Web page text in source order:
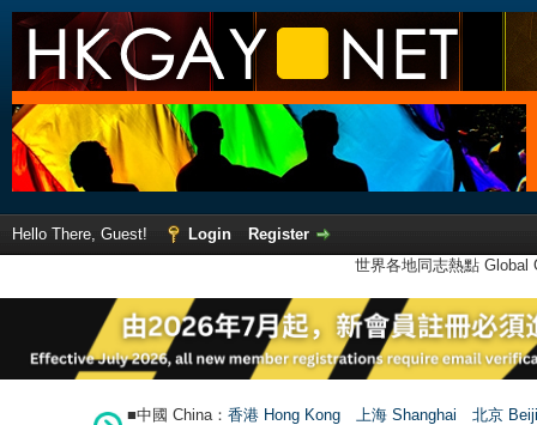
Hello There, Guest! Login
Register
世界各地同志熱點
■中國 China： 香港 Hong Kong 上海 Shanghai
北京